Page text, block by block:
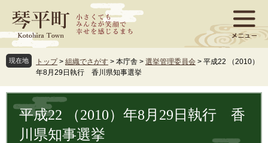
ジ
先
頭
す
ュ
を
飛
し
現在地 トップ > 組織でさがす > 本庁舎 > 選挙管理委員会 > 平成22 （2010）
年8月29日執行 香川県知事選挙
文 平成22 （2010）年8月29日執行 香
川県知事選挙